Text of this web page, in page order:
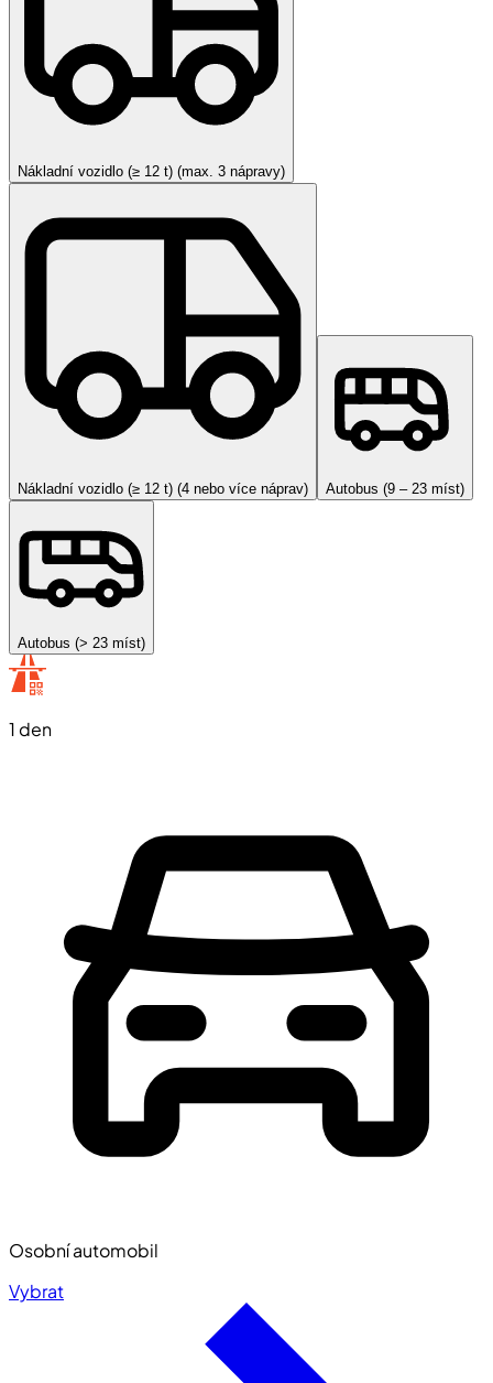
Nákladní vozidlo (≥ 12 t) (max. 3 nápravy)
Nákladní vozidlo (≥ 12 t) (4 nebo více náprav) Autobus (9 – 23 míst)
Autobus (> 23 míst)
1 den
Osobní automobil
Vybrat